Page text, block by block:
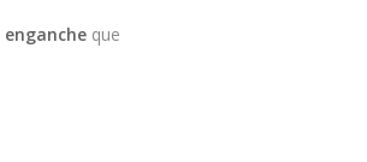
enganche que